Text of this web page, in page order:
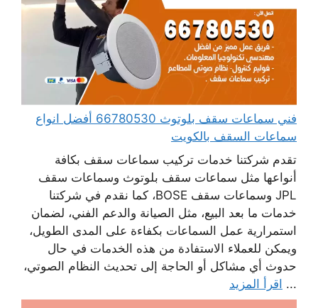
فني سماعات سقف بلوتوث 66780530 أفضل انواع
سماعات السقف بالكويت
تقدم شركتنا خدمات تركيب سماعات سقف بكافة
أنواعها مثل سماعات سقف بلوتوث وسماعات سقف
JPL وسماعات سقف BOSE، كما نقدم في شركتنا
خدمات ما بعد البيع، مثل الصيانة والدعم الفني، لضمان
استمرارية عمل السماعات بكفاءة على المدى الطويل،
ويمكن للعملاء الاستفادة من هذه الخدمات في حال
حدوث أي مشاكل أو الحاجة إلى تحديث النظام الصوتي،
... اقرأ المزيد